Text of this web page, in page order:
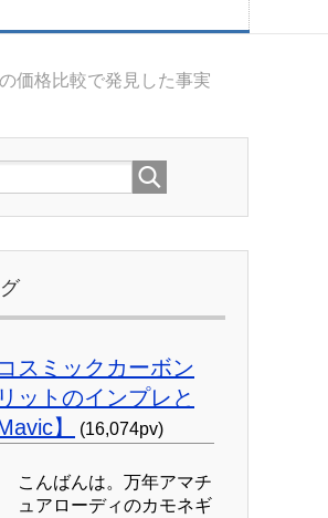
価格比較で発見した事実
スミックカーボン
ットのインプレと
】
(16,074pv)
こんばんは。万年アマチ
ュアローディのカモネギ